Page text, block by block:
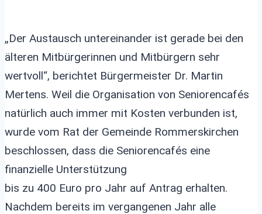
„Der Austausch untereinander ist gerade bei den
älteren Mitbürgerinnen und Mitbürgern sehr
wertvoll“, berichtet Bürgermeister Dr. Martin
Mertens. Weil die Organisation von Seniorencafés
natürlich auch immer mit Kosten verbunden ist,
wurde vom Rat der Gemeinde Rommerskirchen
beschlossen, dass die Seniorencafés eine
finanzielle Unterstützung
bis zu 400 Euro pro Jahr auf Antrag erhalten.
Nachdem bereits im vergangenen Jahr alle